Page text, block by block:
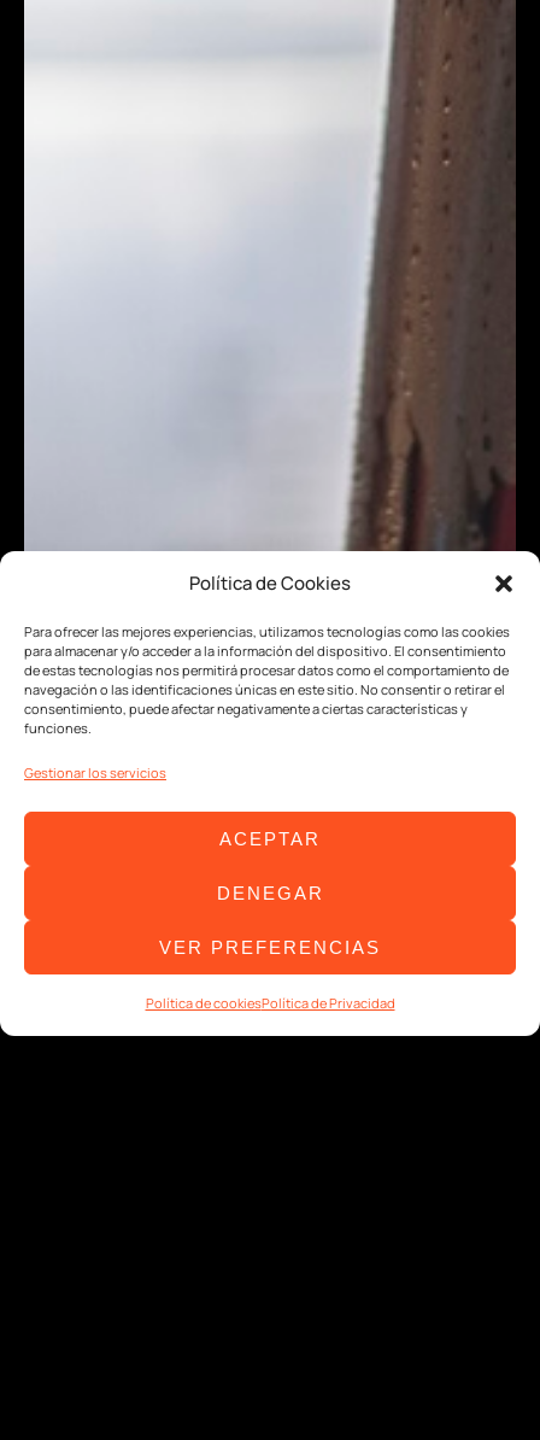
Política de Cookies
Para ofrecer las mejores experiencias, utilizamos tecnologías como las cookies
para almacenar y/o acceder a la información del dispositivo. El consentimiento
de estas tecnologías nos permitirá procesar datos como el comportamiento de
navegación o las identificaciones únicas en este sitio. No consentir o retirar el
consentimiento, puede afectar negativamente a ciertas características y
funciones.
Gestionar los servicios
ACEPTAR
DENEGAR
VER PREFERENCIAS
Política de cookiesPolítica de Privacidad